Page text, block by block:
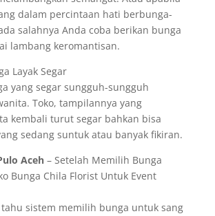
dalam percintaan hati berbunga-
salahnya Anda coba berikan bunga
lambang keromantisan.
Layak Segar
yang segar sungguh-sungguh
Toko, tampilannya yang
kembali turut segar bahkan bisa
sedang suntuk atau banyak fikiran.
Aceh– Setelah Memilih Bunga
Bunga Chila Florist Untuk Event
sistem memilih bunga untuk sang